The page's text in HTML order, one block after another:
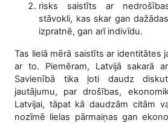
risks saistīts ar
stāvokli, kas skar gan
izpratnē, gan arī indivīdu.
Tas lielā mērā saistīts ar identitātes
ar to. Piemēram, Latvijā sakarā
Savienībā tika ļoti daudz
jautājumu, par drošības,
Latvijai, tāpat kā daudzām citām
nozīmē lielas pārmaiņas gan